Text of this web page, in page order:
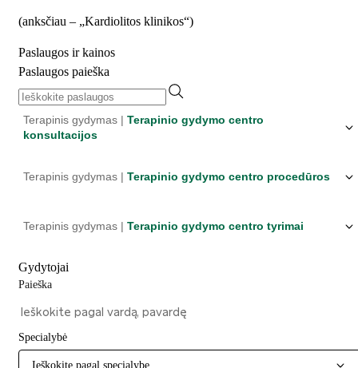
(anksčiau – „Kardiolitos klinikos“)
Paslaugos ir kainos
Paslaugos paieška
Terapinis gydymas | Terapinio gydymo centro
konsultacijos
Terapinis gydymas | Terapinio gydymo centro procedūros
Terapinis gydymas | Terapinio gydymo centro tyrimai
Gydytojai
Paieška
Specialybė
Ieškokite pagal specialybę